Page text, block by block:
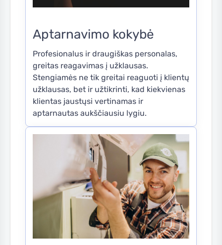
Aptarnavimo kokybė
Profesionalus ir draugiškas personalas,
greitas reagavimas į užklausas.
Stengiamės ne tik greitai reaguoti į klientų
užklausas, bet ir užtikrinti, kad kiekvienas
klientas jaustųsi vertinamas ir
aptarnautas aukščiausiu lygiu.